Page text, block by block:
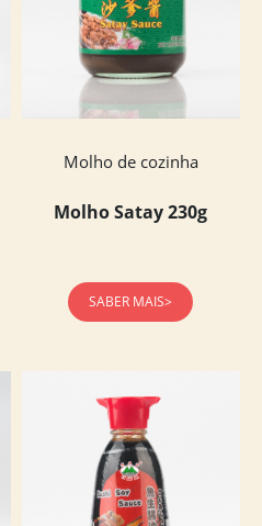
Molho de cozinha
Molho Satay 230g
SABER MAIS>